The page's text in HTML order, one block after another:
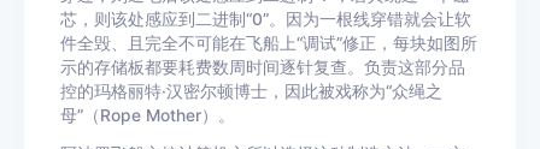
芯，则该处感应到二进制“0”。因为一根线穿错就会让软
件全毁、且完全不可能在飞船上“调试”修正，每块如图所
示的存储板都要耗费数周时间逐针复查。负责这部分品
控的玛格丽特·汉密尔顿博士，因此被戏称为“众绳之
母”（Rope Mother）。